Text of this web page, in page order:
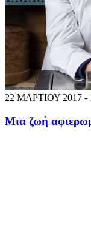
22 ΜΑΡΤΙΟΥ 2017 -
Μια ζωή